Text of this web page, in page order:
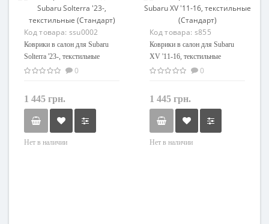
Код товара: ssu0002
Коврики в салон для Subaru
Solterra '23-, текстильные
(Стандарт)
0
1 445 грн.
Нет в наличии
Код товара: s855
Коврики в салон для Subaru
XV '11-16, текстильные
(Стандарт)
0
1 445 грн.
Нет в наличии